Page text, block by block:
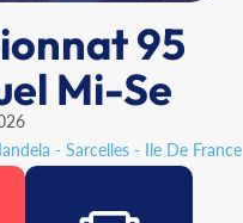
95
Mi-Se
- Sarcelles - Ile De France